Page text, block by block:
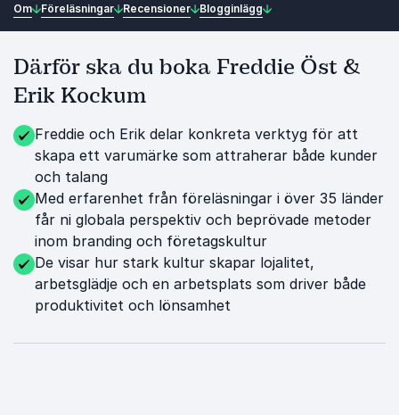
Om Föreläsningar Recensioner Blogginlägg
Därför ska du boka Freddie Öst &
Erik Kockum
Freddie och Erik delar konkreta verktyg för att
skapa ett varumärke som attraherar både kunder
och talang
Med erfarenhet från föreläsningar i över 35 länder
får ni globala perspektiv och beprövade metoder
inom branding och företagskultur
De visar hur stark kultur skapar lojalitet,
arbetsglädje och en arbetsplats som driver både
produktivitet och lönsamhet